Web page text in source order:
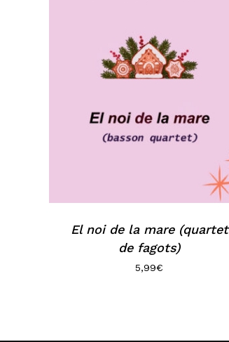
El noi de la mare (quartet
de fagots)
5,99€